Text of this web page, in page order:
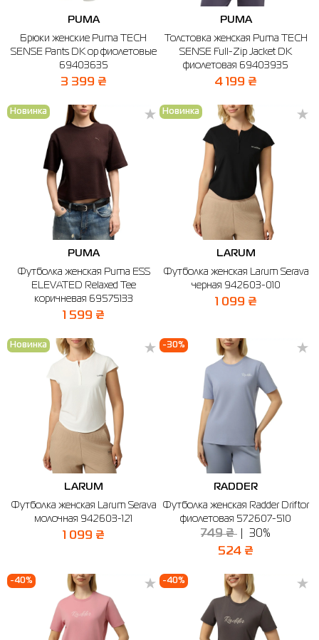
PUMA
Брюки женские Puma TECH
SENSE Pants DK op фиолетовые
69403635
3 399 ₴
PUMA
Толстовка женская Puma TECH
SENSE Full-Zip Jacket DK
фиолетовая 69403935
4 199 ₴
Новинка
PUMA
Футболка женская Puma ESS
ELEVATED Relaxed Tee
коричневая 69575133
1 599 ₴
Новинка
LARUM
Футболка женская Larum Serava
черная 942603-010
1 099 ₴
Новинка
LARUM
Футболка женская Larum Serava
молочная 942603-121
1 099 ₴
-30%
RADDER
Футболка женская Radder Driftor
фиолетовая 572607-510
749 ₴ 30%
524 ₴
-40% -40%